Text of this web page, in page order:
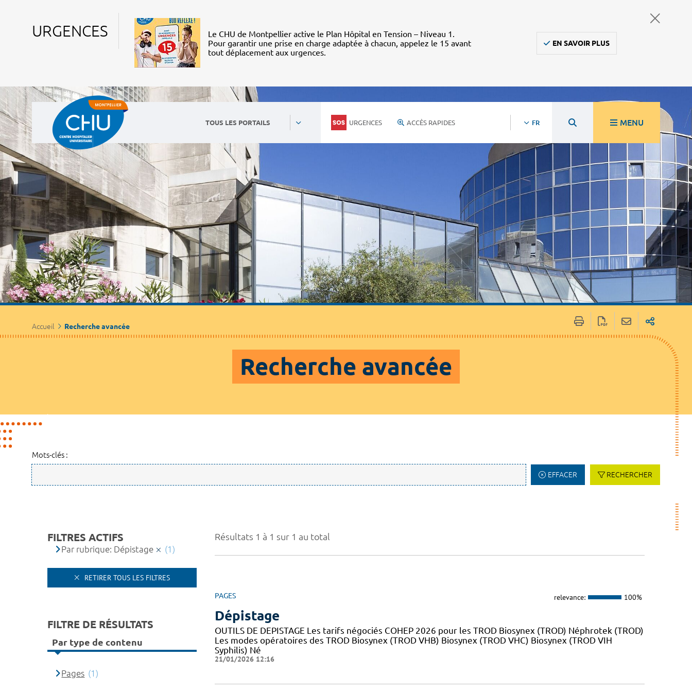
URGENCES
Le CHU de Montpellier active le Plan Hôpital en Tension – Niveau 1.
Pour garantir une prise en charge adaptée à chacun, appelez le 15 avant
tout déplacement aux urgences.
EN SAVOIR PLUS
TOUS LES PORTAILS URGENCES ACCÈS RAPIDES FR MENU
Accueil Recherche avancée
Recherche avancée
Mots-clés :
EFFACER RECHERCHER
Résultats 1 à 1 sur 1 au total
PAGES relevance: 100%
Dépistage
OUTILS DE DEPISTAGE Les tarifs négociés COHEP 2026 pour les TROD Biosynex (TROD) Néphrotek (TROD)
Les modes opératoires des TROD Biosynex (TROD VHB) Biosynex (TROD VHC) Biosynex (TROD VIH
Syphilis) Né
21/01/2026 12:16
FILTRES ACTIFS
Par rubrique: Dépistage (1)
RETIRER TOUS LES FILTRES
FILTRE DE RÉSULTATS
Par type de contenu
Pages (1)